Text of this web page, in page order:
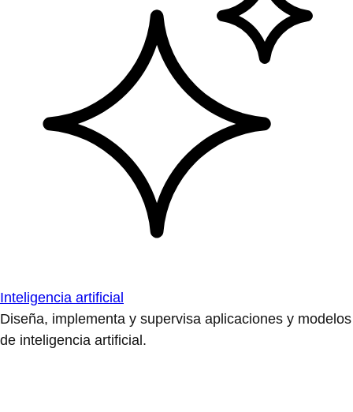
Inteligencia artificial
Diseña, implementa y supervisa aplicaciones y modelos
de inteligencia artificial.